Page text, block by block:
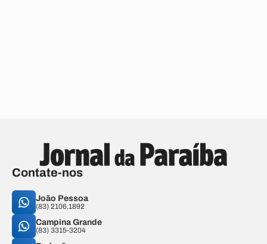
Contate-nos
João Pessoa
(83) 2106.1892
Campina Grande
(83) 3315-3204